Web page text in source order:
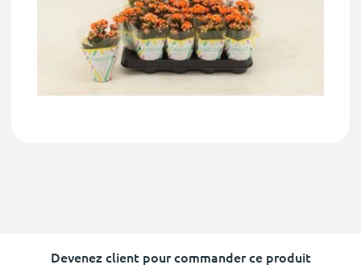
Devenez client pour commander ce produit